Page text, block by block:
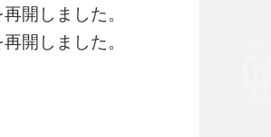
開しました。
開しました。